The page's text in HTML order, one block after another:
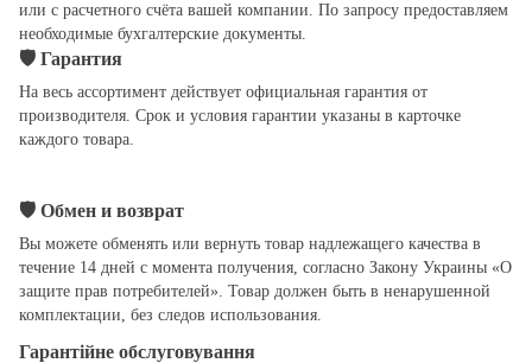
или с расчетного счёта вашей компании. По запросу предоставляем
необходимые бухгалтерские документы.
🛡 Гарантия
На весь ассортимент действует официальная гарантия от
производителя. Срок и условия гарантии указаны в карточке
каждого товара.
🛡 Обмен и возврат
Вы можете обменять или вернуть товар надлежащего качества в
течение 14 дней с момента получения, согласно Закону Украины «О
защите прав потребителей». Товар должен быть в ненарушенной
комплектации, без следов использования.
Гарантійне обслуговування